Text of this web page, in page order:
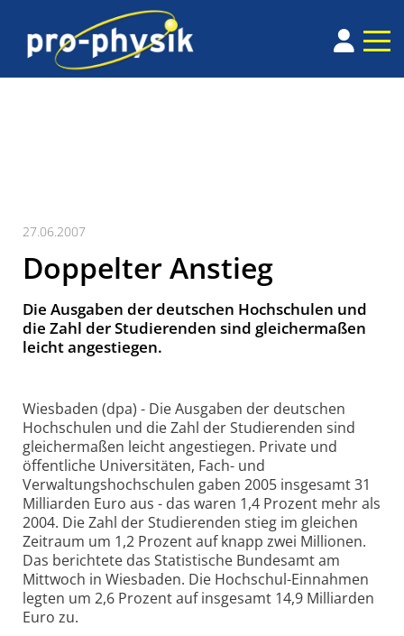
27.06.2007
Doppelter Anstieg
Die Ausgaben der deutschen Hochschulen und
die Zahl der Studierenden sind gleichermaßen
leicht angestiegen.
Wiesbaden (dpa) - Die Ausgaben der deutschen
Hochschulen und die Zahl der Studierenden sind
gleichermaßen leicht angestiegen. Private und
öffentliche Universitäten, Fach- und
Verwaltungshochschulen gaben 2005 insgesamt 31
Milliarden Euro aus - das waren 1,4 Prozent mehr als
2004. Die Zahl der Studierenden stieg im gleichen
Zeitraum um 1,2 Prozent auf knapp zwei Millionen.
Das berichtete das Statistische Bundesamt am
Mittwoch in Wiesbaden. Die Hochschul-Einnahmen
legten um 2,6 Prozent auf insgesamt 14,9 Milliarden
Euro zu.